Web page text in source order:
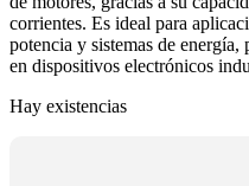
corrientes. Es ideal para
potencia y sistemas de
en dispositivos electrónicos
Hay existencias